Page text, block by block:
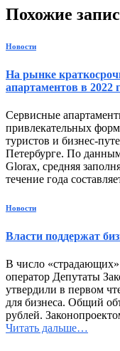
Похожие
Новости
На рынке
апартаментов в 2022
Сервисные
привлекательных
туристов и бизнес-
Петербурге. По
Glorax, средняя
течение года
Новости
Власти поддержат
В число
оператор Депутаты
утвердили в первом
для бизнеса. Общий
рублей.
Читать дальше…